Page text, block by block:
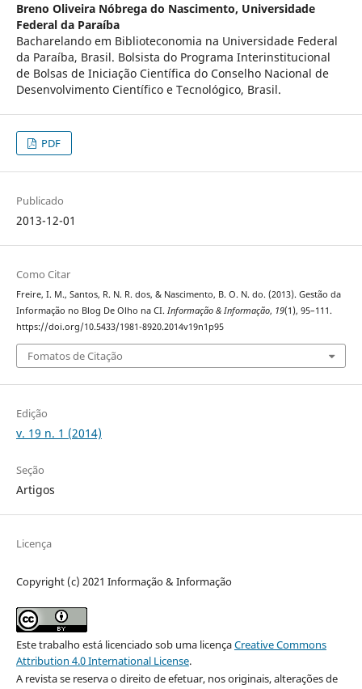
Breno Oliveira Nóbrega do Nascimento, Universidade
Federal da Paraíba
Bacharelando em Biblioteconomia na Universidade Federal
da Paraíba, Brasil. Bolsista do Programa Interinstitucional
de Bolsas de Iniciação Científica do Conselho Nacional de
Desenvolvimento Científico e Tecnológico, Brasil.
PDF
Publicado
2013-12-01
Como Citar
Freire, I. M., Santos, R. N. R. dos, & Nascimento, B. O. N. do. (2013). Gestão da
Informação no Blog De Olho na CI. Informação & Informação, 19(1), 95–111.
https://doi.org/10.5433/1981-8920.2014v19n1p95
Fomatos de Citação
Edição
v. 19 n. 1 (2014)
Seção
Artigos
Licença
Copyright (c) 2021 Informação & Informação
Este trabalho está licenciado sob uma licençaCreative Commons
Attribution 4.0 International License.
A revista se reserva o direito de efetuar, nos originais, alterações de